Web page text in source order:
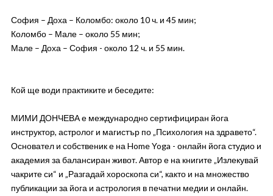
София – Доха – Коломбо: около 10 ч. и 45 мин;
Коломбо – Мале – около 55 мин;
Мале – Доха – София - около 12 ч. и 55 мин.
Кой ще води практиките и беседите:
МИМИ ДОНЧЕВА е международно сертифициран йога
инструктор, астролог и магистър по „Психология на здравето“.
Основател и собственик е на Home Yoga - онлайн йога студио и
академия за балансиран живот. Автор е на книгите „Излекувай
чакрите си“ и „Разгадай хороскопа си“, както и на множество
публикации за йога и астрология в печатни медии и онлайн.